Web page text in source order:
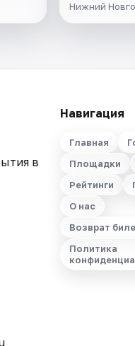
Нижний
в
Навигация
Главная
Площадки
Рейтинги
О нас
Возврат
Политика